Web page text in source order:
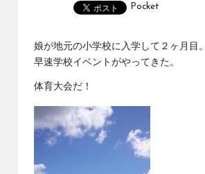
Pocket
娘が地元の小学校に入学して２ヶ月目。
早速学校イベントがやってきた。
体育大会だ！